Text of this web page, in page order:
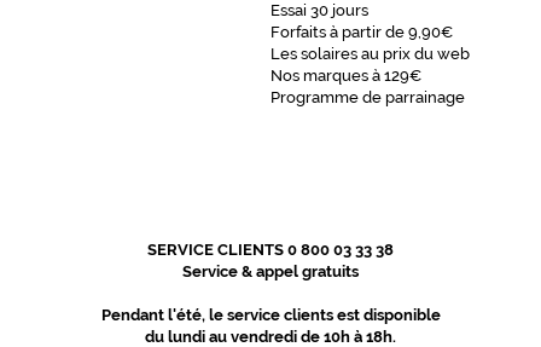
Essai 30 jours
Forfaits à partir de 9,90€
Les solaires au prix du web
Nos marques à 129€
Programme de parrainage
SERVICE CLIENTS 0 800 03 33 38
Service & appel gratuits
Pendant l'été, le service clients est disponible
du lundi au vendredi de 10h à 18h.